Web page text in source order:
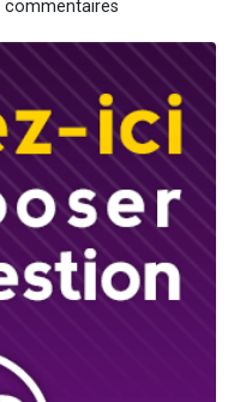
commentaires